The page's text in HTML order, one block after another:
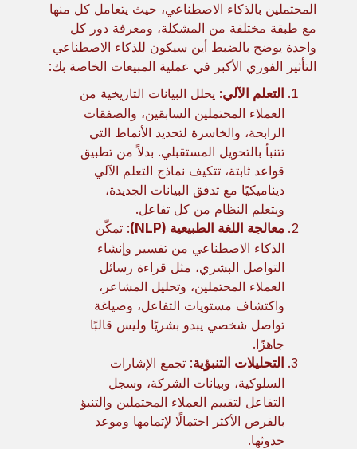
المحتملين بالذكاء الاصطناعي، حيث يتعامل كل منها
مع طبقة مختلفة من المشكلة، ومعرفة دور كل
واحدة يوضح بالضبط أين سيكون للذكاء الاصطناعي
التأثير الفوري الأكبر في عملية المبيعات الخاصة بك:
التعلم الآلي: يحلل البيانات التاريخية من
العملاء المحتملين السابقين، والصفقات
الرابحة، والخاسرة لتحديد الأنماط التي
تتنبأ بالتحويل المستقبلي. بدلاً من تطبيق
قواعد ثابتة، تتكيف نماذج التعلم الآلي
ديناميكيًا مع تدفق البيانات الجديدة،
ويتعلم النظام من كل تفاعل.
معالجة اللغة الطبيعية (NLP)
: تمكّن
الذكاء الاصطناعي من تفسير وإنشاء
التواصل البشري، مثل قراءة رسائل
العملاء المحتملين، وتحليل المشاعر،
واكتشاف مستويات التفاعل، وصياغة
تواصل شخصي يبدو بشريًا وليس قالبًا
جاهزًا.
التحليلات التنبؤية: تجمع الإشارات
السلوكية، وبيانات الشركة، وسجل
التفاعل لتقييم العملاء المحتملين والتنبؤ
بالفرص الأكثر احتمالًا لإتمامها وموعد
حدوثها.